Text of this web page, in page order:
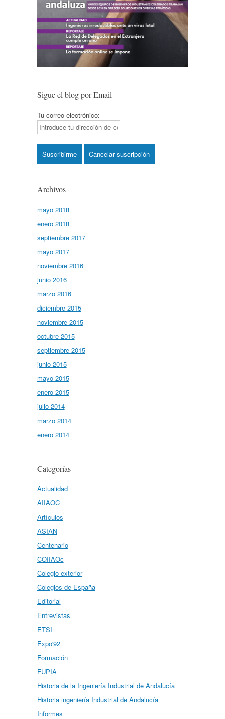
Sigue el blog por Email
Tu correo electrónico:
Archivos
mayo 2018
enero 2018
septiembre 2017
mayo 2017
noviembre 2016
junio 2016
marzo 2016
diciembre 2015
noviembre 2015
octubre 2015
septiembre 2015
junio 2015
mayo 2015
enero 2015
julio 2014
marzo 2014
enero 2014
Categorías
Actualidad
AIIAOC
Artículos
ASIAN
Centenario
COIIAOc
Colegio exterior
Colegios de España
Editorial
Entrevistas
ETSI
Expo'92
Formación
FUPIA
Historia de la Ingeniería Industrial de Andalucía
Historia ingeniería Industrial de Andalucía
Informes